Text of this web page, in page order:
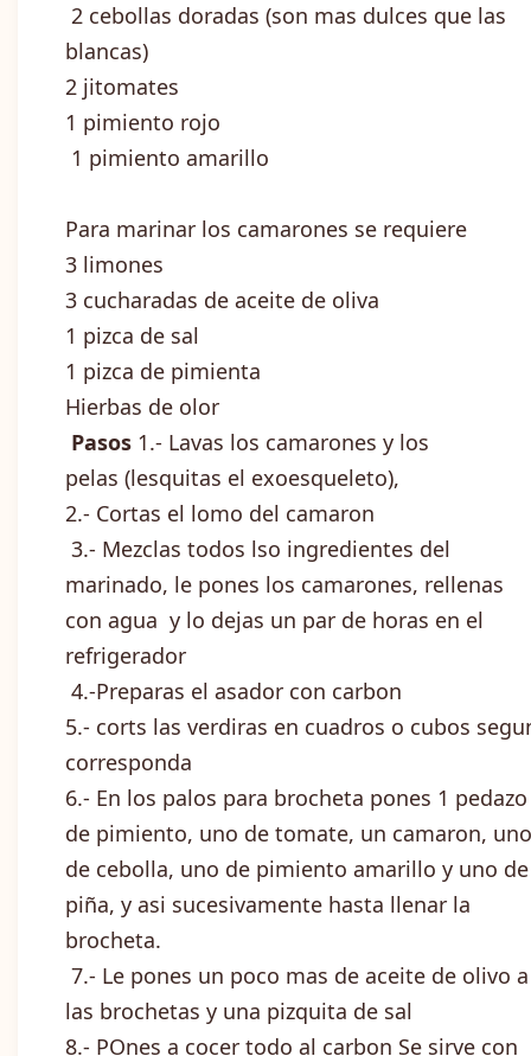
2 cebollas doradas (son mas dulces que las
blancas)
2 jitomates
1 pimiento rojo
1 pimiento amarillo
Para marinar los camarones se requiere
3 limones
3 cucharadas de aceite de oliva
1 pizca de sal
1 pizca de pimienta
Hierbas de olor
Pasos 1.- Lavas los camarones y los
pelas (lesquitas el exoesqueleto),
2.- Cortas el lomo del camaron
3.- Mezclas todos lso ingredientes del
marinado, le pones los camarones, rellenas
con agua y lo dejas un par de horas en el
refrigerador
4.-Preparas el asador con carbon
5.- corts las verdiras en cuadros o cubos
corresponda
6.- En los palos para brocheta pones 1 pedazo
de pimiento, uno de tomate, un camaron, uno
de cebolla, uno de pimiento amarillo y uno de
piña, y asi sucesivamente hasta llenar la
brocheta.
7.- Le pones un poco mas de aceite de olivo a
las brochetas y una pizquita de sal
8.- POnes a cocer todo al carbon Se sirve con